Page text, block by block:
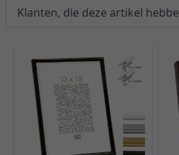
Klanten, die deze artikel